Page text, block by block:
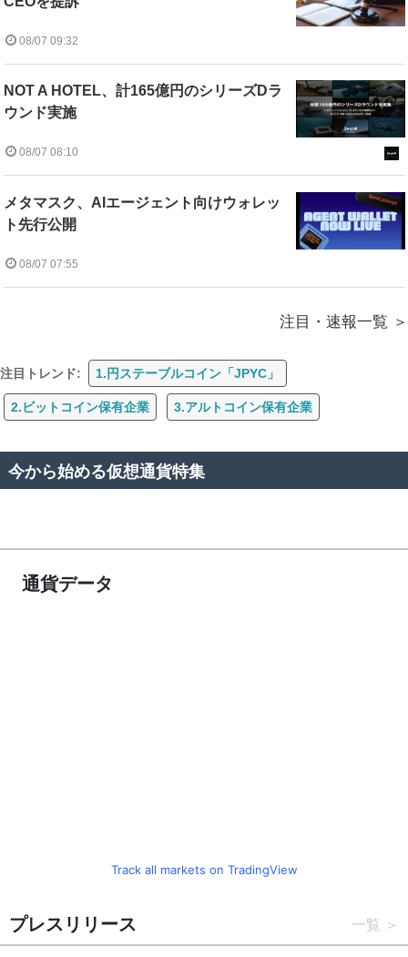
08/07 09:32
NOT A HOTEL、計165億円のシリーズDラ
ウンド実施
08/07 08:10
メタマスク、AIエージェント向けウォレッ
ト先行公開
08/07 07:55
注目・速報一覧
注目トレンド: 1.円ステーブルコイン「JPYC」
2.ビットコイン保有企業 3.アルトコイン保有企業
今から始める仮想通貨特集
通貨データ
Track all markets on TradingView
プレスリリース 一覧